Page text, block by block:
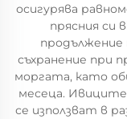
осигурява
прясния си
продължение
съхранение при
моргата, като
месеца. Ивиците
се използват в